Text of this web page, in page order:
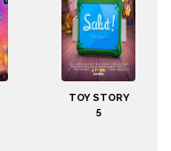
TOY STORY
5